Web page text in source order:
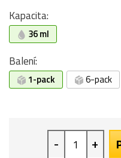
Kapacita:
36 ml
Balení:
1-pack 6-pack
- +